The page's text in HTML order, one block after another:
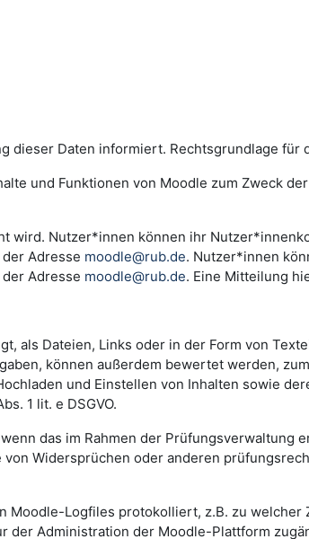
Daten informiert. Rechtsgrundlage für
und Funktionen von Moodle zum Zweck
wird. Nutzer*innen können ihr
Adresse moodle@rub.de. Nutzer*innen
Adresse moodle@rub.de. Eine Mitteilung
als Dateien, Links oder in der Form von
können außerdem bewertet werden,
und Einstellen von Inhalten sowie
1 lit. e DSGVO.
das im Rahmen der
Widersprüchen oder anderen
Moodle-Logfiles protokolliert, z.B. zu
Administration der Moodle-Plattform